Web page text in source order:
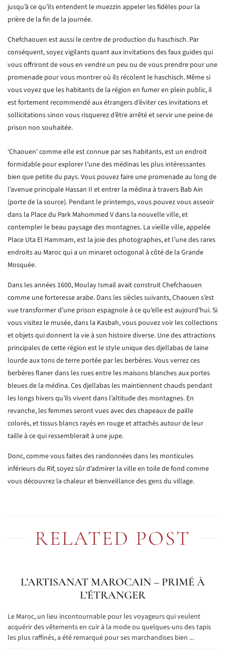
jusqu’à ce qu’ils entendent le muezzin appeler les fidèles pour la
prière de la fin de la journée.
Chefchaouen est aussi le centre de production du haschisch. Par
conséquent, soyez vigilants quant aux invitationsdes faux guides qui
vous offriront de vous en vendre un peu ou de vous prendre pour une
promenade pour vous montreroù ils récolent le haschisch. Même si
vous voyez que les habitants de la région en fumer en plein public, il
estfortement recommendé aux étrangers d’éviter ces invitations et
sollicitations sinon vous risquerez d’être arrêté etservir une peine de
prison non souhaitée.
‘Chaouen’ comme elle est connue par ses habitants, est un endroit
formidable pour explorer l’une des médinas les plus intéressantes
bien que petite du pays. Vous pouvez faire une promenade au long de
l’avenue principale Hassan II etentrer la médina à travers Bab Ain
(porte de la source). Pendant le printemps, vous pouvez vous asseoir
dans la Placedu Park Mahommed V dans la nouvelle ville, et
contempler le beau paysage des montagnes. La vieille ville, appelée
Place Uta El Hammam, est la joie des photographes, et l’une des rares
endroits au Maroc qui a un minaret octogonal à côté de la Grande
Mosquée.
Dans les années 1600, Moulay Ismail avait construit Chefchaouen
comme une forteresse arabe. Dans les siècles suivants,Chaouen s’est
vue transformer d’une prison espagnole à ce qu’elle est aujourd’hui. Si
vous visitez le musée, dans la Kasbah, vous pouvez voir les collections
et objets qui donnent la vie à son histoire diverse. Une des attractions
principales de cette région est le style unique des djellabas de laine
lourde aux tons de terre portée par les berbères.Vous verrez ces
berbères flaner dans les rues entre les maisons blanches aux portes
bleues de la médina. Ces djellabas les maintiennent chauds pendant
les longs hivers qu’ils vivent dans l’altitude des montagnes. En
revanche, les femmesseront vues avec des chapeaux de paille
colorés, et tissus blancs rayés en rouge et attachés autour de leur
taille à cequi ressemblerait à une jupe.
Donc, comme vous faites des randonnées dans les monticules
inférieurs du Rif, soyez sûr d’admirer la ville en toile defond comme
vous découvrez la chaleur et bienveillance des gens du village.
RELATED POST
L’ARTISANAT MAROCAIN – PRIMÉ À
L’ÉTRANGER
Le Maroc, un lieu incontournable pour les voyageurs qui veulent
acquérir des vêtements en cuir à la mode ou quelques-uns des tapis
les plus raffinés, a été remarqué pour ses marchandises bien ...